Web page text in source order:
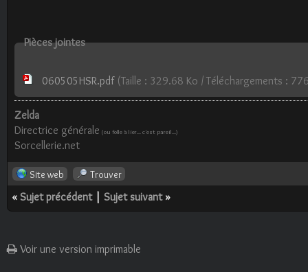
Pièces jointes
060505HSR.pdf(Taille : 329.68 Ko / Téléchargements :
Zelda
Directrice générale (ou folle à lier... c'est pareil...)
Sorcellerie.net
Site web Trouver
« Sujet précédent| Sujet suivant»
Voir une version imprimable